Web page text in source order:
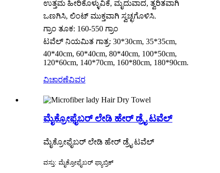
ಉತ್ತಮ ಹೀರಿಕೊಳ್ಳುವಿಕೆ, ಮೃದುವಾದ, ತ್ವರಿತವಾಗಿ
ಒಣಗಿಸಿ, ಲಿಂಟ್ ಮುಕ್ತವಾಗಿ ಸ್ವಚ್ಛಗೊಳಿಸಿ.
ಗ್ರಾಂ ತೂಕ: 160-550 ಗ್ರಾಂ
ಟವೆಲ್ ನಿಯಮಿತ ಗಾತ್ರ: 30*30cm, 35*35cm,
40*40cm, 60*40cm, 80*40cm, 100*50cm,
120*60cm, 140*70cm, 160*80cm, 180*90cm.
ವಿಚಾರಣೆವಿವರ
ಮೈಕ್ರೋಫೈಬರ್ ಲೇಡಿ ಹೇರ್ ಡ್ರೈ ಟವೆಲ್
ಮೈಕ್ರೋಫೈಬರ್ ಲೇಡಿ ಹೇರ್ ಡ್ರೈ ಟವೆಲ್
ವಸ್ತು: ಮೈಕ್ರೋಫೈಬರ್ ಫ್ಯಾಬ್ರಿಕ್